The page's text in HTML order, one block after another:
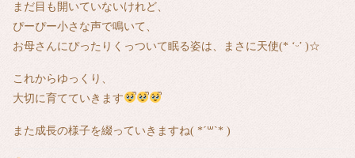
まだ目も開いていないけれど、
ぴーぴー小さな声で鳴いて、
お母さんにぴったりくっついて眠る姿は、まさに天使(* ‘ᵕ’ )☆
これからゆっくり、
大切に育てていきます
また成長の様子を綴っていきますね( *´꒳`* )